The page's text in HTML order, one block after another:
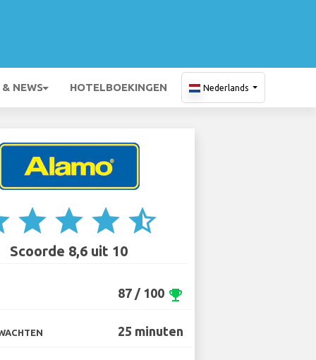
NEWS HOTELBOEKINGEN Nederlands
star star star star_half
Scoorde 8,6 uit 10
87 / 100 emoji_events
25 minuten